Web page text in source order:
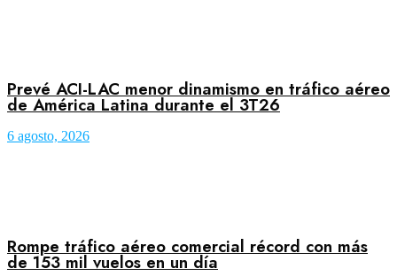
Prevé ACI-LAC menor dinamismo en tráfico aéreo
de América Latina durante el 3T26
6 agosto, 2026
Rompe tráfico aéreo comercial récord con más
de 153 mil vuelos en un día